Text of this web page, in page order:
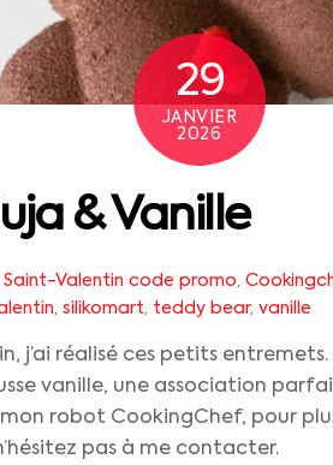
29
JANVIER
2026
& Vanille
Saint-Valentin code promo,
, silikomart, teddy bear, vanille
j’ai réalisé ces petits
vanille, une association
robot CookingChef, pour
pas à me contacter.